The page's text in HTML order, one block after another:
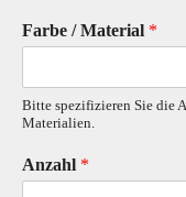
Farbe / Material *
Bitte spezifizieren Sie die
Materialien.
Anzahl *